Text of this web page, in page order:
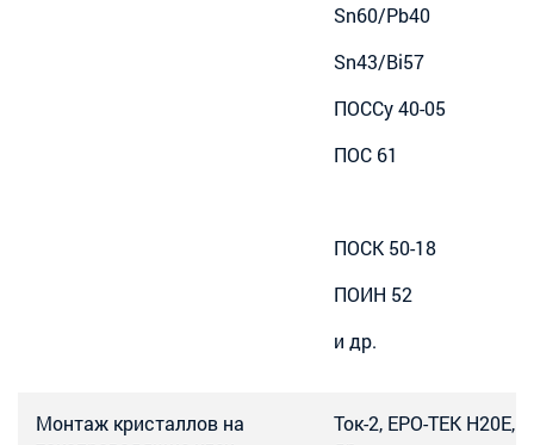
Sn60/Pb40
Sn43/Bi57
ПОССу 40-05
ПОС 61
ПОСК 50-18
ПОИН 52
и др.
Монтаж кристаллов на
Ток-2, EPO-TEK H20E,